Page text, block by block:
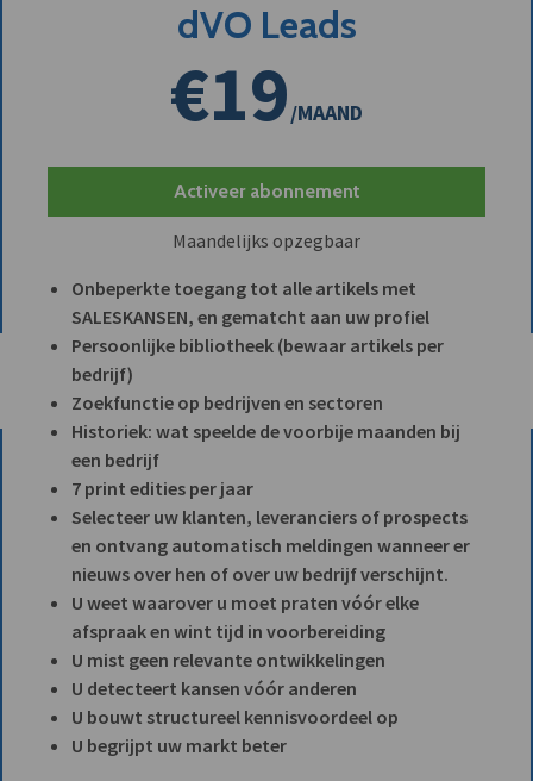
dVO Leads
€19/MAAND
Activeer abonnement
Maandelijks opzegbaar
Onbeperkte toegang tot alle artikels met
SALESKANSEN, en gematcht aan uw profiel
Persoonlijke bibliotheek (bewaar artikels per
bedrijf)
Zoekfunctie op bedrijven en sectoren
Historiek: wat speelde de voorbije maanden bij
een bedrijf
7 print edities per jaar
Selecteer uw klanten, leveranciers of prospects
en ontvang automatisch meldingen wanneer er
nieuws over hen of over uw bedrijf verschijnt.
U weet waarover u moet praten vóór elke
afspraak en wint tijd in voorbereiding
U mist geen relevante ontwikkelingen
U detecteert kansen vóór anderen
U bouwt structureel kennisvoordeel op
U begrijpt uw markt beter